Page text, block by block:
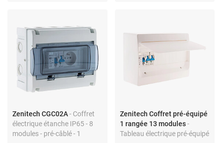
Zenitech CGC02A- Coffret
électrique étanche IP65 - 8
modules - pré-câblé - 1
Zenitech Coffret pré-équipé
1 rangée 13 modules -
Tableau électrique pré-équipé